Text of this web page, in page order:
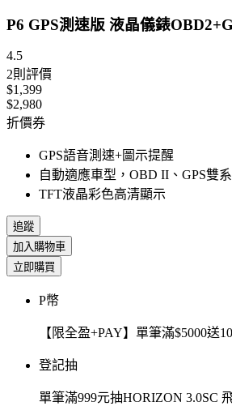
P6 GPS測速版 液晶儀錶
4.5
2則評價
$1,399
$2,980
折價券
GPS語音測速+圖示提醒
自動適應車型，OBD II、GPS雙
TFT液晶彩色高清顯示
追蹤
加入購物車
立即購買
P幣
【限全盈+PAY】單筆滿$5000送
登記抽
單筆滿999元抽HORIZON 3.0SC